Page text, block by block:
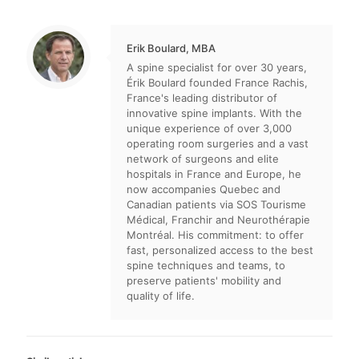
Erik Boulard, MBA
A spine specialist for over 30 years,
Érik Boulard founded France Rachis,
France's leading distributor of
innovative spine implants. With the
unique experience of over 3,000
operating room surgeries and a vast
network of surgeons and elite
hospitals in France and Europe, he
now accompanies Quebec and
Canadian patients via SOS Tourisme
Médical, Franchir and Neurothérapie
Montréal. His commitment: to offer
fast, personalized access to the best
spine techniques and teams, to
preserve patients' mobility and
quality of life.